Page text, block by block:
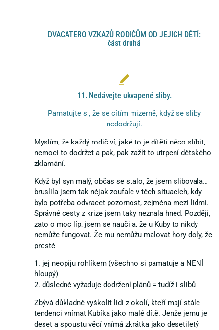
DVACATERO VZKAZŮ RODIČŮM OD JEJICH DĚTÍ:
část druhá
11. Nedávejte ukvapené sliby.
Pamatujte si, že se cítím mizerně, když se sliby
nedodržují.
Myslím, že každý rodič ví, jaké to je dítěti něco slíbit,
nemoci to dodržet a pak, pak zažít to utrpení dětského
zklamání.
Když byl syn malý, občas se stalo, že jsem slibovala…
bruslila jsem tak nějak zoufale v těch situacích, kdy
bylo potřeba odvracet pozornost, zejména mezi lidmi.
Správné cesty z krize jsem taky neznala hned. Později,
zato o moc líp, jsem se naučila, že u Kuby to nikdy
nemůže fungovat. Že mu nemůžu malovat hory doly, že
prostě
1. jej neopiju rohlíkem (všechno si pamatuje a NENÍ
hloupý)
2. důsledně vyžaduje dodržení plánů = tudíž i slibů
Zbývá důkladně vyškolit lidi z okolí, kteří mají stále
tendenci vnímat Kubíka jako malé dítě. Jenže jemu je
deset a spoustu věcí vnímá zkrátka jako desetiletý